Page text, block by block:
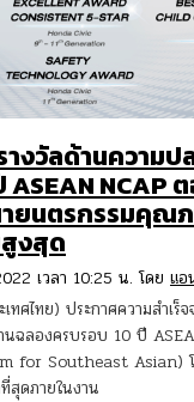
างวัลด้านความ
NCAP
ยนตรกรรมคุณ
งสุด
เวลา 10:25 น. โดย แอ
ศไทย) ประกาศความสำเร็
ฉลองครบรอบ 10 ปี
for Southeast Asian)
สุดภายในงาน